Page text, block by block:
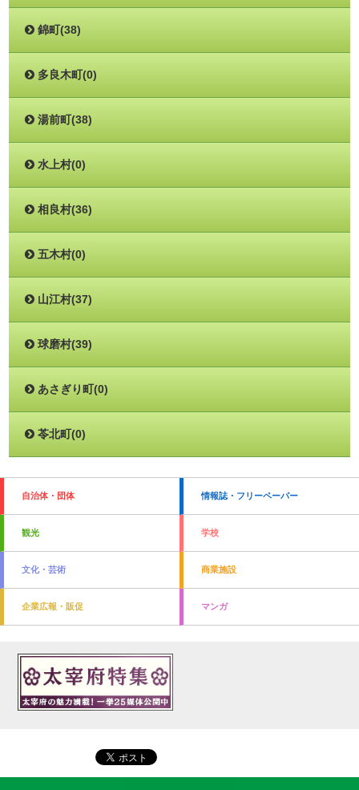
錦町(38)
多良木町(0)
湯前町(38)
水上村(0)
相良村(36)
五木村(0)
山江村(37)
球磨村(39)
あさぎり町(0)
苓北町(0)
自治体・団体 情報誌・フリーペーパー
観光 学校
文化・芸術 商業施設
企業広報・販促 マンガ